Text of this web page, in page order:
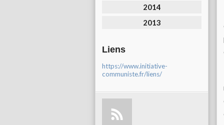
2014
2013
Liens
https://www.initiative-
communiste.fr/liens/